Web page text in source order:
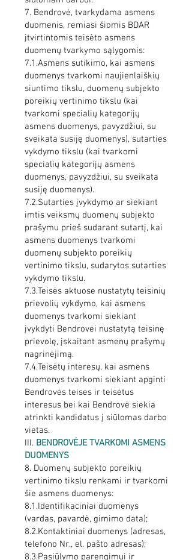
7. Bendrovė, tvarkydama asmens
duomenis, remiasi šiomis BDAR
įtvirtintomis teisėto asmens
duomenų tvarkymo sąlygomis:
7.1.Asmens sutikimo, kai asmens
duomenys tvarkomi naujienlaiškių
siuntimo tikslu, duomenų subjekto
poreikių vertinimo tikslu (kai
tvarkomi specialių kategorijų
asmens duomenys, pavyzdžiui, su
sveikata susiję duomenys), sutarties
vykdymo tikslu (kai tvarkomi
specialių kategorijų asmens
duomenys, pavyzdžiui, su sveikata
susiję duomenys).
7.2.Sutarties įvykdymo ar siekiant
imtis veiksmų duomenų subjekto
prašymu prieš sudarant sutartį, kai
asmens duomenys tvarkomi
duomenų subjekto poreikių
vertinimo tikslu, sudarytos sutarties
vykdymo tikslu.
7.3.Teisės aktuose nustatytų teisinių
prievolių vykdymo, kai asmens
duomenys tvarkomi siekiant
įvykdyti Bendrovei nustatytą teisinę
prievolę, įskaitant asmenų prašymų
nagrinėjimą.
7.4.Teisėtų interesų, kai asmens
duomenys tvarkomi siekiant apginti
Bendrovės teises ir teisėtus
interesus bei kai Bendrovė siekia
atrinkti kandidatus į siūlomas darbo
vietas.
III. BENDROVĖJE TVARKOMI ASMENS
DUOMENYS
8. Duomenų subjekto poreikių
vertinimo tikslu renkami ir tvarkomi
šie asmens duomenys:
8.1.Identifikaciniai duomenys
(vardas, pavardė, gimimo data);
8.2.Kontaktiniai duomenys (adresas,
telefono Nr., el. pašto adresas);
8.3.Pasiūlymo parengimui ir